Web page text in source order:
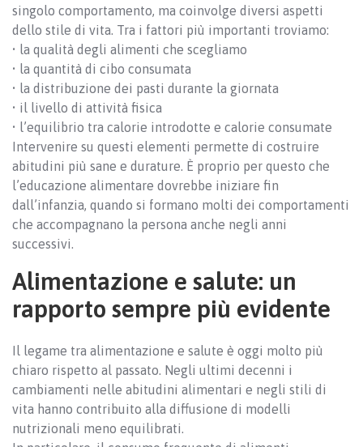
singolo comportamento, ma coinvolge diversi aspetti
dello stile di vita. Tra i fattori più importanti troviamo:
• la qualità degli alimenti che scegliamo
• la quantità di cibo consumata
• la distribuzione dei pasti durante la giornata
• il livello di attività fisica
• l’equilibrio tra calorie introdotte e calorie consumate
Intervenire su questi elementi permette di costruire
abitudini più sane e durature. È proprio per questo che
l’educazione alimentare dovrebbe iniziare fin
dall’infanzia, quando si formano molti dei comportamenti
che accompagnano la persona anche negli anni
successivi.
Alimentazione e salute: un
rapporto sempre più evidente
Il legame tra alimentazione e salute è oggi molto più
chiaro rispetto al passato. Negli ultimi decenni i
cambiamenti nelle abitudini alimentari e negli stili di
vita hanno contribuito alla diffusione di modelli
nutrizionali meno equilibrati.